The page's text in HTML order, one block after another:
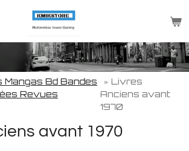
Mangas Bd Bandes
Revues
» Livres
Anciens avant
1970
avant 1970